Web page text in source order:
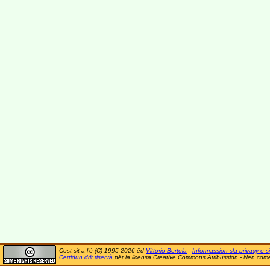
Cost sit a l'è (C) 1995-2026 ëd Vittorio Bertola - Informassion sla privacy e
Certidun drit riservà për la licensa Creative Commons Atribussion - Nen